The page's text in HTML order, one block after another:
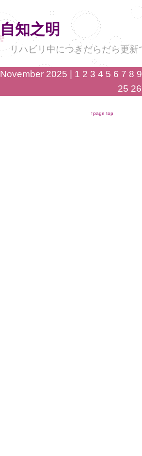
自知之明
リハビリ中につきだらだら更新
November 2025 | 1 2 3 4 5 6 7 8
25
↑page top